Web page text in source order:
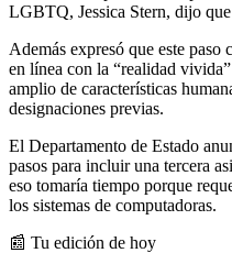
LGBTQ, Jessica Stern, dijo
Además expresó que este
en línea con la “realidad
amplio de características
designaciones previas.
El Departamento de Estado
pasos para incluir una tercera
eso tomaría tiempo porque
los sistemas de computadoras.
📰 Tu edición de hoy